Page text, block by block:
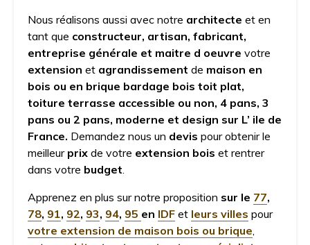
Nous réalisons aussi avec notre architecte et en
tant que constructeur, artisan, fabricant,
entreprise générale et maitre d oeuvre votre
extension et agrandissement de maison en
bois ou en brique bardage bois toit plat,
toiture terrasse accessible ou non, 4 pans, 3
pans ou 2 pans, moderne et design sur L’ ile de
France. Demandez nous un devis pour obtenir le
meilleur prix de votre extension bois et rentrer
dans votre budget
Apprenez en plus sur notre proposition sur le 77,
78, 91, 92, 93, 94, 95 en IDF et leurs villes pour
votre extension de maison bois ou brique